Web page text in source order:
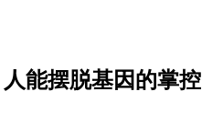
能摆脱基因的掌控